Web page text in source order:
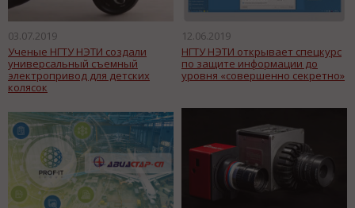
03.07.2019
Ученые НГТУ НЭТИ создали
универсальный съемный
электропривод для детских
колясок
12.06.2019
НГТУ НЭТИ открывает спецкурс
по защите информации до
уровня «совершенно секретно»